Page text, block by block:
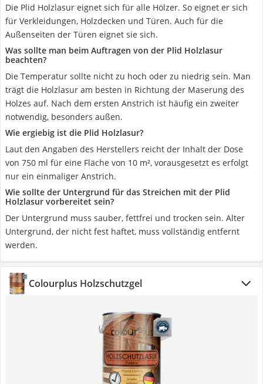
Die Plid Holzlasur eignet sich für alle Hölzer. So eignet er sich
für Verkleidungen, Holzdecken und Türen. Auch für die
Außenseiten der Türen eignet sie sich.
Was sollte man beim Auftragen von der Plid Holzlasur
beachten?
Die Temperatur sollte nicht zu hoch oder zu niedrig sein. Man
trägt die Holzlasur am besten in Richtung der Maserung des
Holzes auf. Nach dem ersten Anstrich ist häufig ein zweiter
notwendig, besonders außen.
Wie ergiebig ist die Plid Holzlasur?
Laut den Angaben des Herstellers reicht der Inhalt der Dose
von 750 ml für eine Fläche von 10 m², vorausgesetzt es erfolgt
nur ein einmaliger Anstrich.
Wie sollte der Untergrund für das Streichen mit der Plid
Holzlasur vorbereitet sein?
Der Untergrund muss sauber, fettfrei und trocken sein. Alter
Untergrund, der nicht fest haftet, muss vollständig entfernt
werden.
Colourplus Holzschutzgel